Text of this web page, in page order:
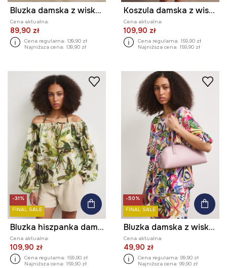
Bluzka damska z wiskozy
Cena aktualna:
89,90 zł
Cena regularna: 139,90 zł
Najniższa cena: 139,90 zł
Koszula damska z wiskozą z kolekcji Kit Mizeres x Medicine
Cena aktualna:
109,90 zł
Cena regularna: 159,90 zł
Najniższa cena: 159,90 zł
-31%
FINAL SALE
Bluzka hiszpanka damska z lyocellem
Cena aktualna:
109,90 zł
Cena regularna: 159,90 zł
Najniższa cena: 159,90 zł
-50%
FINAL SALE
Bluzka damska z wiskozy z falbankami
Cena aktualna:
49,90 zł
Cena regularna: 99,90 zł
Najniższa cena: 99,90 zł